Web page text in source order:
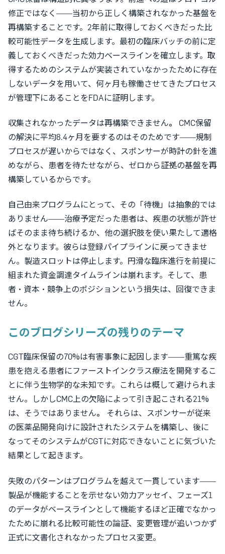
修正ではなく——当初から正しく構築されなかった基盤を
再構築することです。2年前に取得しておくべきだった比
較可能性データを生成します。最初の臨床バッチの前に定
義しておくべきだった効力ベースラインを確立します。取
得するためのシステムが実装されていなかったために存在
しないデータを用いて、何ヶ月も稼働させてきたプロセス
が管理下にあることをFDAに証明します。
収集されなかったデータは再構築できません。
CMC保留
の解決に平均8.4ヶ月を要するのはそのためです——規制
プロセスが遅いからではなく、スポンサーが時計の針を進
めながら、患者を待たせながら、ゼロから証拠の基盤を再
構築しているからです。
自己由来プログラムにとって、その「待機」は抽象的では
ありません——治療予定だった患者は、疾患の状態が許せ
ばそのまま待ち続けるか、他の選択肢を使い果たして適格
外となります。彼らは登録パイプラインに戻ってきませ
ん。製造スロットは停止します。円滑な臨床進行を前提に
組まれた資金調達タイムラインは崩れます。そして、患
者・資本・競争上のポジションという損失は、 回復できま
せん。
このブログシリーズの残りのテーマ
CGT臨床保留の70%は有害事象に起因します——重篤な疾
患を抱える患者にファーストインクラス療法を開発するこ
とに伴う生物学的な未知です。これらは概して避けられま
せん。
しかしCMC上の欠陥によって引き起こされる21%
は、そうではありません。
それらは、スポンサーが従来
の医薬品開発向けに設計されたシステムを構築し、後に
なってそのシステムがCGTに対応できないことに気づいた
結果として起きます。
失敗のパターンはプログラムを越えて一貫しています——
製品が機能することを示せない効力アッセイ、フェーズ1
のデータがベースラインとして機能するほど正確でなかっ
たために崩れる比較可能性の論証、変更管理が追いつかず
正式に文書化されなかったプロセス変更。